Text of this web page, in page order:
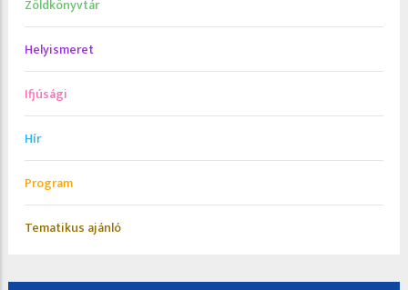
Zöldkönyvtár
Helyismeret
Ifjúsági
Hír
Program
Tematikus ajánló